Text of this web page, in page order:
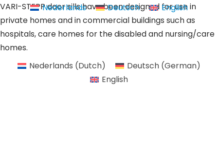
Nederlands Deutsch English
VARI-STEPP door sills have been designed for use in
private homes and in commercial buildings such as
hospitals, care homes for the disabled and nursing/care
homes.
Nederlands (Dutch) Deutsch (German)
English